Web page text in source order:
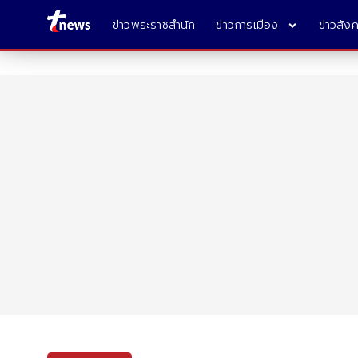
ข่าวพระราชสำนัก ข่าวการเมือง ข่าวสัง